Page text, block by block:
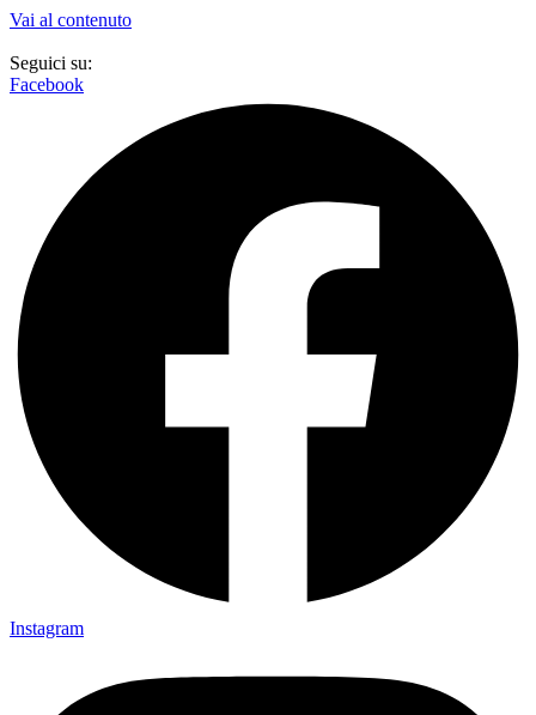
Vai al contenuto
Seguici su:
Facebook
Instagram